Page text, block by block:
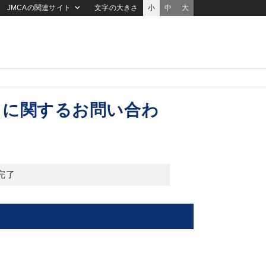
JMCAの関連サイト 文字の大きさ 小 中 大
関するお問い合わ
了